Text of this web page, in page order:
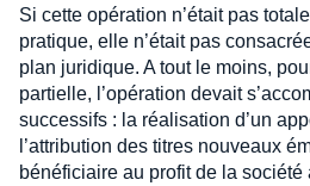
Si cette opération n’était pas
pratique, elle n’était pas
plan juridique. A tout le moins,
partielle, l’opération devait
successifs : la réalisation d’un
l’attribution des titres nouveaux
bénéficiaire au profit de la